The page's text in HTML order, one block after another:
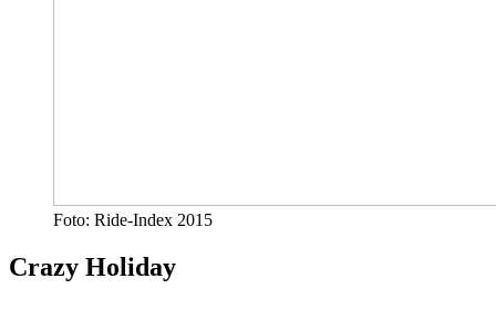
Foto: Ride-Index 2015
Crazy Holiday